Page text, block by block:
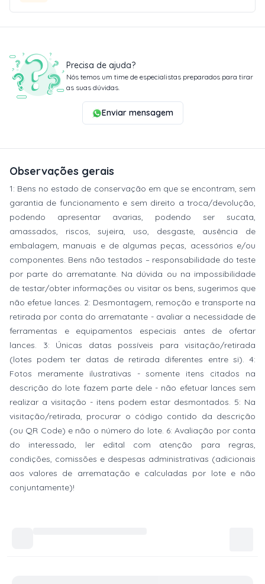
Precisa de ajuda?
Nós temos um time de especialistas preparados para tirar
as suas dúvidas.
Enviar mensagem
Observações gerais
1: Bens no estado de conservação em que se encontram, sem
garantia de funcionamento e sem direito a troca/devolução,
podendo apresentar avarias, podendo ser sucata,
amassados, riscos, sujeira, uso, desgaste, ausência de
embalagem, manuais e de algumas peças, acessórios e/ou
componentes. Bens não testados – responsabilidade do teste
por parte do arrematante. Na dúvida ou na impossibilidade
de testar/obter informações ou visitar os bens, sugerimos que
não efetue lances. 2: Desmontagem, remoção e transporte na
retirada por conta do arrematante - avaliar a necessidade de
ferramentas e equipamentos especiais antes de ofertar
lances. 3: Únicas datas possíveis para visitação/retirada
(lotes podem ter datas de retirada diferentes entre si). 4:
Fotos meramente ilustrativas - somente itens citados na
descrição do lote fazem parte dele - não efetuar lances sem
realizar a visitação - itens podem estar desmontados. 5: Na
visitação/retirada, procurar o código contido da descrição
(ou QR Code) e não o número do lote. 6: Avaliação por conta
do interessado, ler edital com atenção para regras,
condições, comissões e despesas administrativas (adicionais
aos valores de arrematação e calculadas por lote e não
conjuntamente)!